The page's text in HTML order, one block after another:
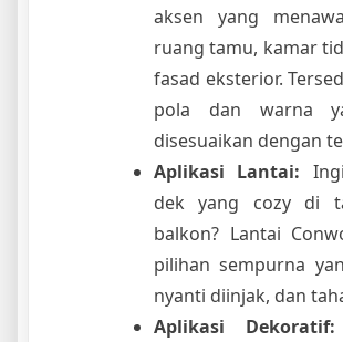
aksen yang
ruang tamu, kamar
fasad eksterior.
pola dan warna
disesuaikan dengan
Aplikasi Lantai:
dek yang cozy di
balkon? Lantai
pilihan sempurna
nyanti diinjak, dan
Aplikasi Dekoratif: